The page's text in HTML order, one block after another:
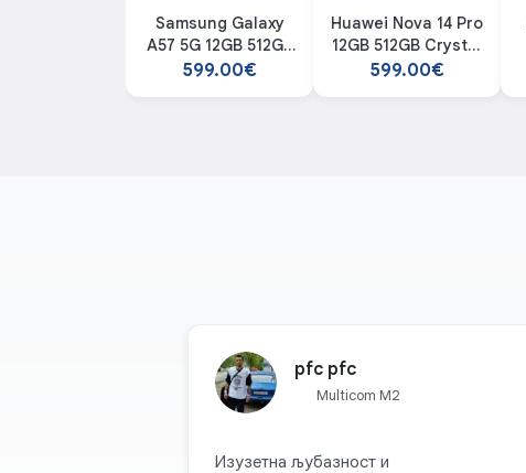
Samsung Galaxy
A57 5G 12GB 512GB
Gray smartphone
599.00€
Huawei Nova 14 Pro
12GB 512GB Crystal
Blue smartphone
599.00€
pfc pfc
Multicom M2
Изузетна љубазност и